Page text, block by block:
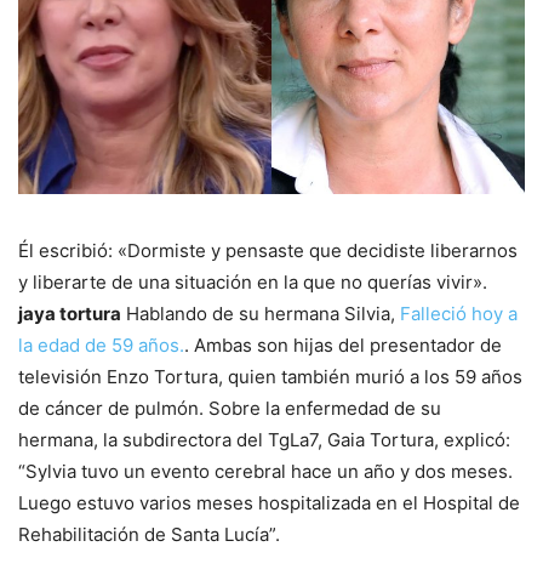
Él escribió: «Dormiste y pensaste que decidiste liberarnos
y liberarte de una situación en la que no querías vivir».
jaya tortura Hablando de su hermana Silvia, Falleció hoy a
la edad de 59 años.. Ambas son hijas del presentador de
televisión Enzo Tortura, quien también murió a los 59 años
de cáncer de pulmón. Sobre la enfermedad de su
hermana, la subdirectora del TgLa7, Gaia Tortura, explicó:
“Sylvia tuvo un evento cerebral hace un año y dos meses.
Luego estuvo varios meses hospitalizada en el Hospital de
Rehabilitación de Santa Lucía”.